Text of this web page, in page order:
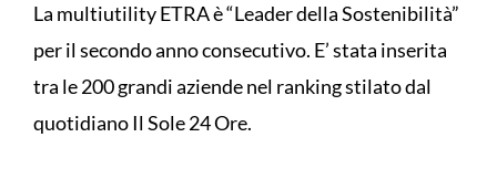
La multiutility ETRA è “Leader della Sostenibilità”
per il secondo anno consecutivo. E’ stata inserita
tra le 200 grandi aziende nel ranking stilato dal
quotidiano Il Sole 24 Ore.